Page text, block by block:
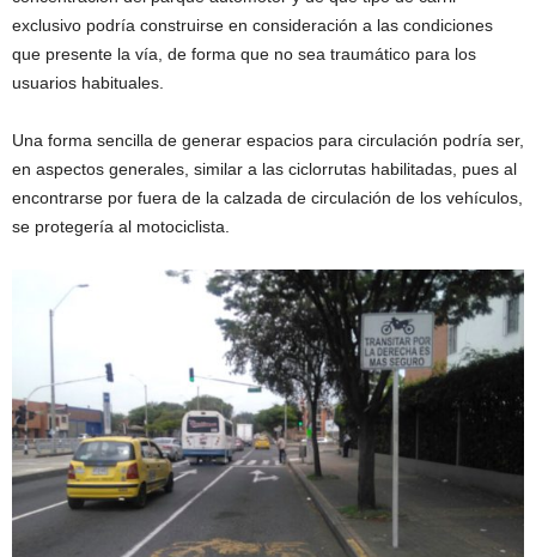
exclusivo podría construirse en consideración a las condiciones
que presente la vía, de forma que no sea traumático para los
usuarios habituales.
Una forma sencilla de generar espacios para circulación podría ser,
en aspectos generales, similar a las ciclorrutas habilitadas, pues al
encontrarse por fuera de la calzada de circulación de los vehículos,
se protegería al motociclista.